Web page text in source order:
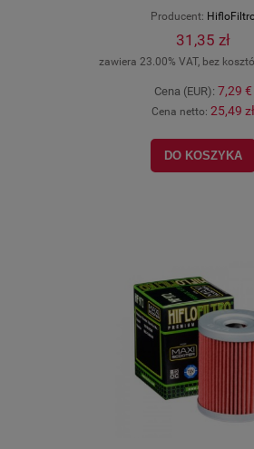
Producent:
31,35 zł
zawiera 23.00% VAT, bez
Cena (EUR): 7,29 €
Cena netto: 25,49 zł
DO KOSZYKA